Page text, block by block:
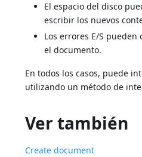
El espacio del disco
escribir los nuevos
Los errores E/S
el documento.
En todos los casos, puede
utilizando un método de
Ver también
Create document